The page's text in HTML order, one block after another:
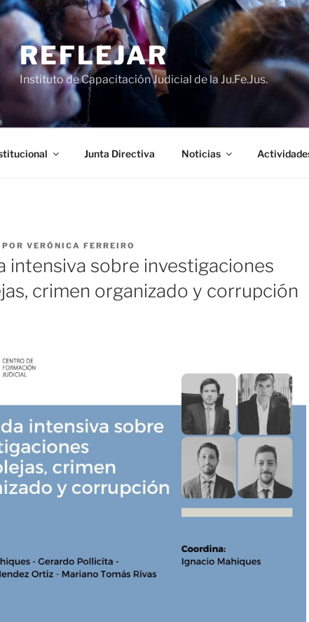
REFLEJAR
Instituto de Capacitación Judicial de la Ju.Fe.Jus.
Junta Directiva Noticias
POR VERÓNICA FERREIRO
intensiva sobre investigaciones
crimen organizado y corrupción